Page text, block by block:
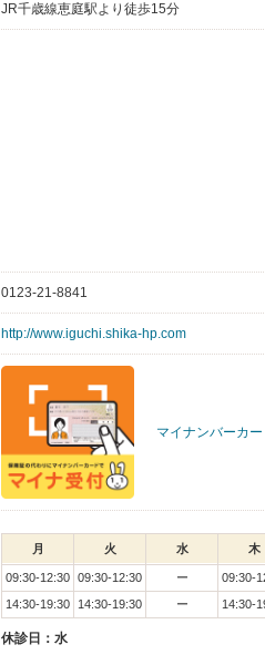
JR千歳線恵庭駅より徒歩15分
0123-21-8841
http://www.iguchi.shika-hp.com
マイナンバーカ
月 火 水 木
09:30-12:30 09:30-12:30 ー 09:30-
14:30-19:30
14:30-19:30 ー 14:30-
休診日：水